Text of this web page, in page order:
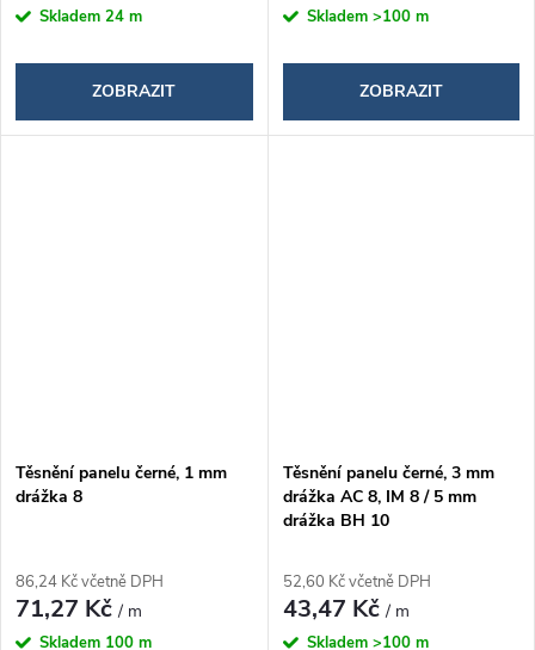
Skladem 24 m
ZOBRAZIT
Skladem >100 m
ZOBRAZIT
Těsnění panelu černé, 1 mm
drážka 8
86,24 Kč včetně DPH
71,27 Kč/ m
Skladem 100 m
Těsnění panelu černé, 3 mm
drážka AC 8, IM 8 / 5 mm
drážka BH 10
52,60 Kč včetně DPH
43,47 Kč/ m
Skladem >100 m